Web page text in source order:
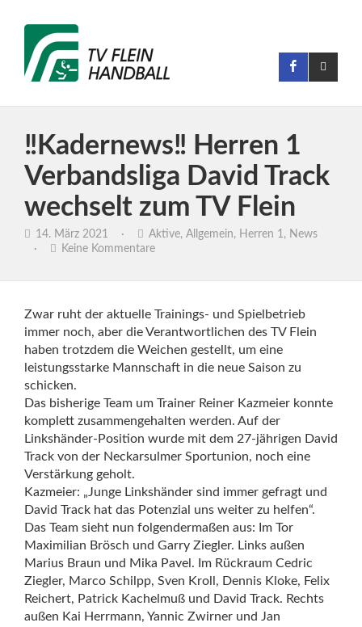
‼️Kadernews‼️ Herren 1
Verbandsliga David Track
wechselt zum TV Flein
14. März 2021 · Aktive, Allgemein, Herren 1, News
·
Keine Kommentare
Zwar ruht der aktuelle Trainings- und Spielbetrieb
immer noch, aber die Verantwortlichen des TV Flein
haben trotzdem die Weichen gestellt, um eine
leistungsstarke Mannschaft in die neue Saison zu
schicken.
Das bisherige Team um Trainer Reiner Kazmeier konnte
komplett zusammengehalten werden. Auf der
Linkshänder-Position wurde mit dem 27-jährigen David
Track von der Neckarsulmer Sportunion, noch eine
Verstärkung geholt.
Kazmeier: „Junge Linkshänder sind immer gefragt und
David Track hat das Potenzial uns weiter zu helfen“.
Das Team sieht nun folgendermaßen aus: Im Tor
Maximilian Brösch und Garry Ziegler. Links außen
Marius Braun und Mika Pavel. Im Rückraum Cedric
Ziegler, Marco Schilpp, Sven Kroll, Dennis Kloke, Felix
Reichert, Patrick Kachelmuß und David Track. Rechts
außen Kai Herrmann, Yannic Zwirner und Jan